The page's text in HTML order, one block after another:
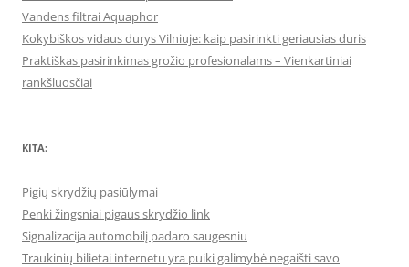
Vandens filtrai Aquaphor
Kokybiškos vidaus durys Vilniuje: kaip pasirinkti geriausias duris
Praktiškas pasirinkimas grožio profesionalams – Vienkartiniai
rankšluosčiai
KITA:
Pigių skrydžių pasiūlymai
Penki žingsniai pigaus skrydžio link
Signalizacija automobilį padaro saugesniu
Traukinių bilietai internetu yra puiki galimybė negaišti savo